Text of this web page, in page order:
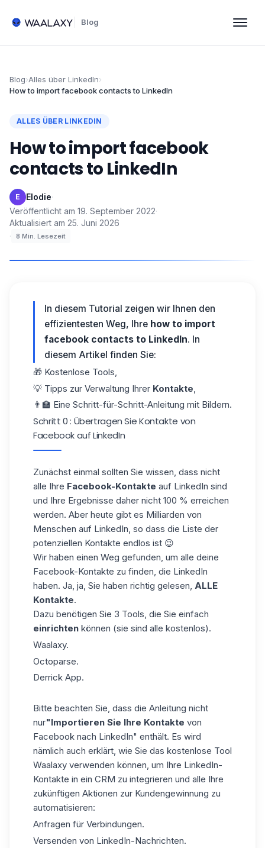
Blog
Blog›Alles über LinkedIn›
How to import facebook contacts to LinkedIn
ALLES ÜBER LINKEDIN
How to import facebook
contacts to LinkedIn
E Elodie·
Veröffentlicht am 19. September 2022·
Aktualisiert am 25. Juni 2026
·
8 Min. Lesezeit
In diesem Tutorial zeigen wir Ihnen den
effizientesten Weg, Ihre how to import
facebook contacts to LinkedIn. In
diesem Artikel finden Sie:
🎁 Kostenlose Tools,
💡 Tipps zur Verwaltung Ihrer Kontakte
👨🏫 Eine Schritt-für-Schritt-Anleitung mit Bildern.
Schritt 0 : Übertragen Sie Kontakte von
Facebook auf LinkedIn
Zunächst einmal sollten Sie wissen, dass nicht
alle Ihre Facebook-Kontakte auf LinkedIn sind
und Ihre Ergebnisse daher nicht 100 % erreichen
werden. Aber heute gibt es Milliarden von
Menschen auf LinkedIn, so dass die Liste der
potenziellen Kontakte endlos ist 😉
Wir haben einen Weg gefunden, um alle deine
Facebook-Kontakte zu finden, die LinkedIn
haben. Ja, ja, Sie haben richtig gelesen, ALLE
Kontakte.
Dazu benötigen Sie 3 Tools, die Sie einfach
einrichten können (sie sind alle kostenlos).
Waalaxy.
Octoparse.
Derrick App.
Bitte beachten Sie, dass die Anleitung nicht
nur"Importieren Sie Ihre Kontakte von
Facebook nach LinkedIn" enthält. Es wird
nämlich auch erklärt, wie Sie das kostenlose Tool
Waalaxy verwenden können, um Ihre LinkedIn-
Kontakte in ein CRM zu integrieren und alle Ihre
zukünftigen Aktionen zur Kundengewinnung zu
automatisieren:
Anfragen für Verbindungen.
Versenden von LinkedIn-Nachrichten.